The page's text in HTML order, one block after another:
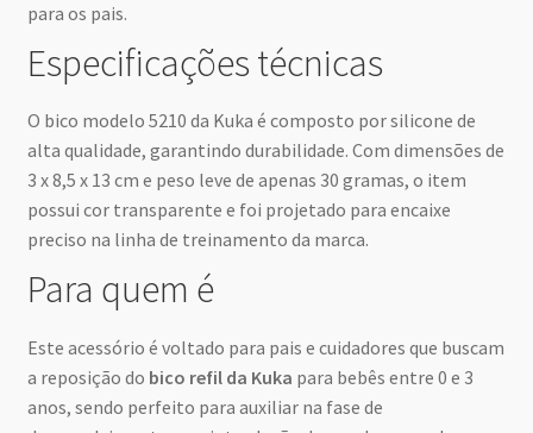
para os pais.
Especificações técnicas
O bico modelo 5210 da Kuka é composto por silicone de
alta qualidade, garantindo durabilidade. Com dimensões de
3 x 8,5 x 13 cm e peso leve de apenas 30 gramas, o item
possui cor transparente e foi projetado para encaixe
preciso na linha de treinamento da marca.
Para quem é
Este acessório é voltado para pais e cuidadores que buscam
a reposição do bico refil da Kuka para bebês entre 0 e 3
anos, sendo perfeito para auxiliar na fase de